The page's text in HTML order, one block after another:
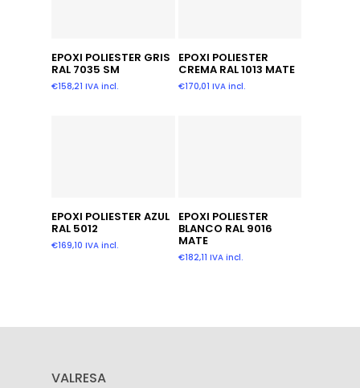
Añadir Al Carrito
EPOXI POLIESTER GRIS
RAL 7035 SM
€158,21 IVA incl.
Añadir Al Carrito
EPOXI POLIESTER
CREMA RAL 1013 MATE
€170,01 IVA incl.
Añadir Al Carrito
EPOXI POLIESTER AZUL
RAL 5012
€169,10 IVA incl.
Añadir Al Carrito
EPOXI POLIESTER
BLANCO RAL 9016
MATE
€182,11 IVA incl.
VALRESA